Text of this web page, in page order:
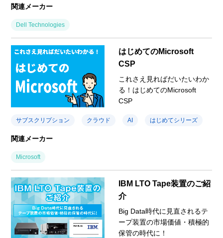
関連メーカー
Dell Technologies
はじめてのMicrosoft
CSP
これさえ見ればだいたいわか
る！はじめてのMicrosoft
CSP
サブスクリプション クラウド AI はじめてシリーズ
関連メーカー
Microsoft
IBM LTO Tape装置のご紹
介
Big Data時代に見直されるテ
ープ装置の市場価値・積極的
保管の時代に！